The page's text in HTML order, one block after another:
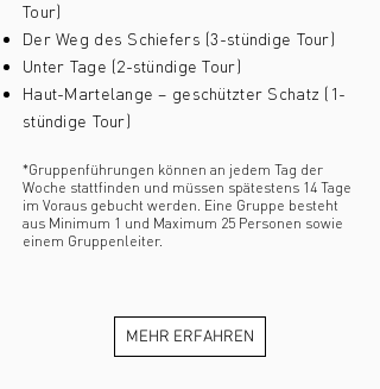
Tour)
Der Weg des Schiefers (3-stündige Tour)
Unter Tage (2-stündige Tour)
Haut-Martelange – geschützter Schatz (1-
stündige Tour)
*Gruppenführungen können an jedem Tag der
Woche stattfinden und müssen spätestens 14 Tage
im Voraus gebucht werden. Eine Gruppe besteht
aus Minimum 1 und Maximum 25 Personen sowie
einem Gruppenleiter.
MEHR ERFAHREN